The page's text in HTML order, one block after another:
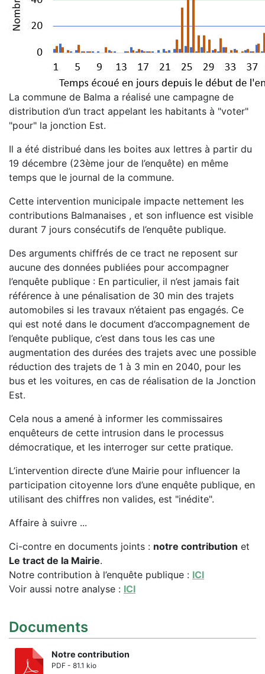
La commune de Balma a réalisé une campagne de
distribution d’un tract appelant les habitants à "voter"
"pour" la jonction Est.
Il a été distribué dans les boites aux lettres à partir du
19 décembre (23ème jour de l’enquête) en même
temps que le journal de la commune.
Cette intervention municipale impacte nettement les
contributions Balmanaises , et son influence est visible
durant 7 jours consécutifs de l’enquête publique.
Des arguments chiffrés de ce tract ne reposent sur
aucune des données publiées pour accompagner
l’enquête publique : En particulier, il n’est jamais fait
référence à une pénalisation de 30 min des trajets
automobiles si les travaux n’étaient pas engagés. Ce
qui est noté dans le document d’accompagnement de
l’enquête publique, c’est dans tous les cas une
augmentation des durées des trajets avec une possible
réduction des trajets de 1 à 3 min en 2040, pour les
bus et les voitures, en cas de réalisation de la Jonction
Est.
Cela nous a amené à informer les commissaires
enquêteurs de cette intrusion dans le processus
démocratique, et les interroger sur cette pratique.
L’intervention directe d’une Mairie pour influencer la
participation citoyenne lors d’une enquête publique, en
utilisant des chiffres non valides, est "inédite".
Affaire à suivre ...
Ci-contre en documents joints : notre contribution et
Le tract de la Mairie.
Notre contribution à l’enquête publique : ICI
Voir aussi notre analyse : ICI
Documents
Notre contribution
PDF - 81.1 kio